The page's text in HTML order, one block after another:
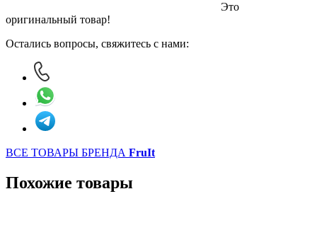
Это
оригинальный товар!
Остались вопросы, свяжитесь с нами:
ВСЕ ТОВАРЫ БРЕНДА FruIt
Похожие товары